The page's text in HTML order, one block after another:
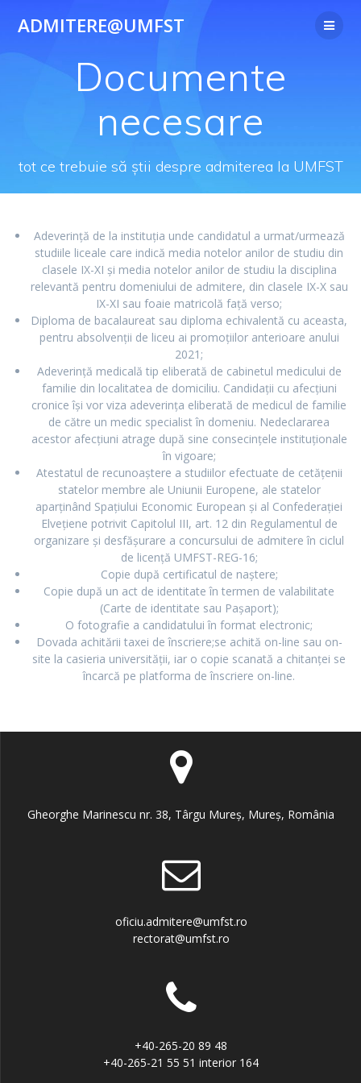
to
ADMITERE@UMFST
Documente
necesare
tot ce trebuie să știi despre admiterea la UMFST
Adeverință de la instituția unde candidatul a urmat/urmează
studiile liceale care indică media notelor anilor de studiu din
clasele IX-XI și media notelor anilor de studiu la disciplina
relevantă pentru domeniului de admitere, din clasele IX-X sau
IX-XI sau foaie matricolă față verso;
Diploma de bacalaureat sau diploma echivalentă cu aceasta,
pentru absolvenții de liceu ai promoțiilor anterioare anului
2021;
Adeverință medicală tip eliberată de cabinetul medicului de
familie din localitatea de domiciliu. Candidații cu afecțiuni
cronice îşi vor viza adeverinţa eliberată de medicul de familie
de către un medic specialist în domeniu. Nedeclararea
acestor afecțiuni atrage după sine consecințele instituționale
în vigoare;
Atestatul de recunoaștere a studiilor efectuate de cetățenii
statelor membre ale Uniunii Europene, ale statelor
aparținând Spațiului Economic European și al Confederației
Elvețiene potrivit Capitolul III, art. 12 din Regulamentul de
organizare și desfășurare a concursului de admitere în ciclul
de licență UMFST-REG-16;
Copie după certificatul de naștere;
Copie după un act de identitate în termen de valabilitate
(Carte de identitate sau Pașaport);
O fotografie a candidatului în format electronic;
Dovada achitării taxei de înscriere;se achită on-line sau on-
site la casieria universității, iar o copie scanată a chitanței se
încarcă pe platforma de înscriere on-line.
Gheorghe Marinescu nr. 38, Târgu Mureș, Mureș, România
oficiu.admitere@umfst.ro
rectorat@umfst.ro
+40-265-20 89 48
+40-265-21 55 51 interior 164